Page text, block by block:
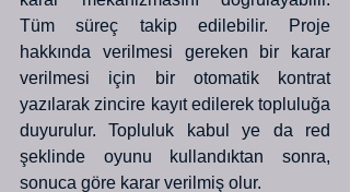
Tüm süreç takip edilebilir. Proje
hakkında verilmesi gereken bir karar
verilmesi için bir otomatik kontrat
yazılarak zincire kayıt edilerek topluluğa
duyurulur. Topluluk kabul ye da red
şeklinde oyunu kullandıktan sonra,
sonuca göre karar verilmiş olur.